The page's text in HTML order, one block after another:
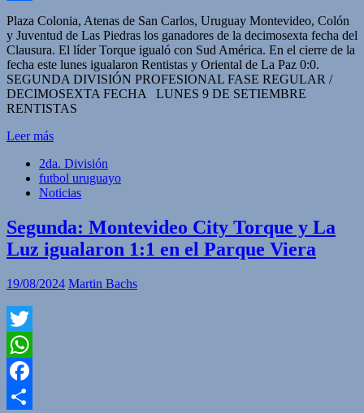
Compartir
Plaza Colonia, Atenas de San Carlos, Uruguay Montevideo, Colón
y Juventud de Las Piedras los ganadores de la decimosexta fecha del
Clausura. El líder Torque igualó con Sud América. En el cierre de la
fecha este lunes igualaron Rentistas y Oriental de La Paz 0:0.
SEGUNDA DIVISIÓN PROFESIONAL FASE REGULAR /
DECIMOSEXTA FECHA LUNES 9 DE SETIEMBRE
RENTISTAS
Leer más
2da. División
futbol uruguayo
Noticias
Segunda: Montevideo City Torque y La
Luz igualaron 1:1 en el Parque Viera
19/08/2024 Martin Bachs
Twitter
WhatsApp
Facebook